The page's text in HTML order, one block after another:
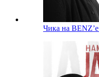
Чика на BENZ’е